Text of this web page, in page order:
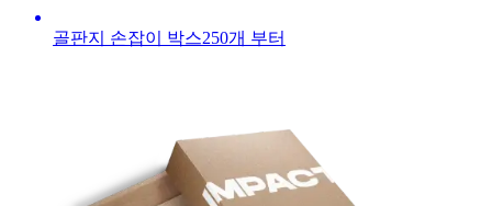
골판지 손잡이 박스250개 부터